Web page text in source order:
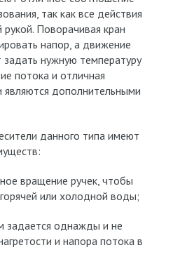
так как все действия
Поворачивая кран
напор, а движение
нужную температуру
потока и отличная
являются дополнительными
данного типа имеют
вращение ручек, чтобы
или холодной воды;
задается однажды и не
и напора потока в